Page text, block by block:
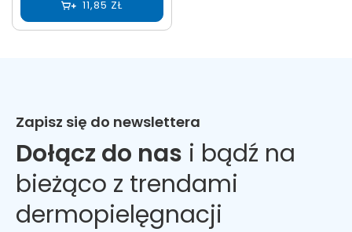
11,85 ZŁ
Zapisz się do newslettera
Dołącz do nas i bądź na
bieżąco z trendami
dermopielęgnacji